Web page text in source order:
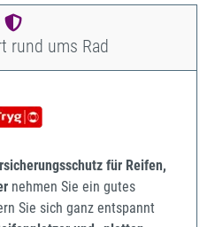
rund ums Rad
für Reifen,
nehmen Sie ein gutes
Sie sich ganz entspannt